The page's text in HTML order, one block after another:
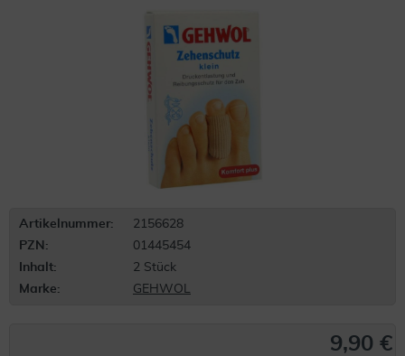
Artikelnummer:
2156628
PZN:
01445454
Inhalt:
2 Stück
Marke:
GEHWOL
9,90 €